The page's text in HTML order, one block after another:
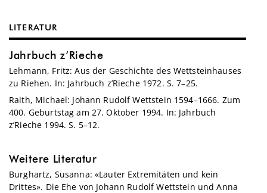
LITERATUR
Jahrbuch z’Rieche
Lehmann, Fritz: Aus der Geschichte des Wettsteinhauses
zu Riehen. In: Jahrbuch z’Rieche 1972. S. 7–25.
Raith, Michael: Johann Rudolf Wettstein 1594–1666. Zum
400. Geburtstag am 27. Oktober 1994. In: Jahrbuch
z’Rieche 1994. S. 5–12.
Weitere Literatur
Burghartz, Susanna: «Lauter Extremitäten und kein
Drittes». Die Ehe von Johann Rudolf Wettstein und Anna